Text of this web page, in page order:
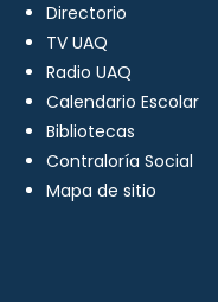
Directorio
TV UAQ
Radio UAQ
Calendario Escolar
Bibliotecas
Contraloría Social
Mapa de sitio